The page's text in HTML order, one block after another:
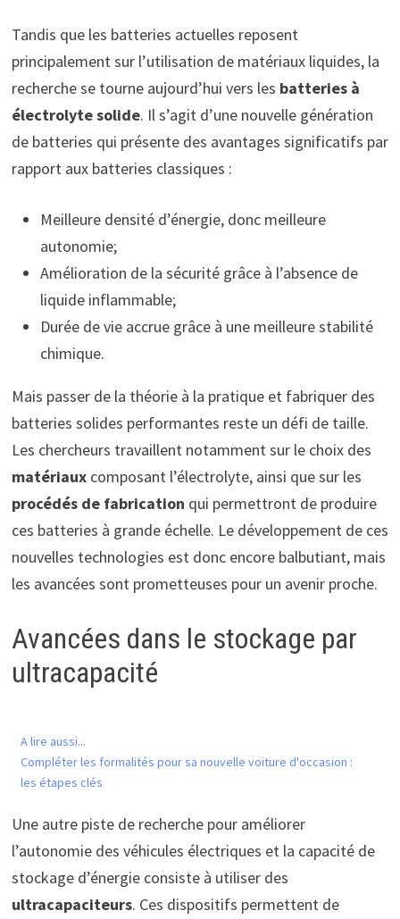
Tandis que les batteries actuelles reposent
principalement sur l’utilisation de matériaux liquides, la
recherche se tourne aujourd’hui vers les batteries à
électrolyte solide. Il s’agit d’une nouvelle génération
de batteries qui présente des avantages significatifs par
rapport aux batteries classiques :
Meilleure densité d’énergie, donc meilleure
autonomie;
Amélioration de la sécurité grâce à l’absence de
liquide inflammable;
Durée de vie accrue grâce à une meilleure stabilité
chimique.
Mais passer de la théorie à la pratique et fabriquer des
batteries solides performantes reste un défi de taille.
Les chercheurs travaillent notamment sur le choix des
matériauxcomposant l’électrolyte, ainsi que sur les
procédés de fabrication qui permettront de produire
ces batteries à grande échelle. Le développement de ces
nouvelles technologies est donc encore balbutiant, mais
les avancées sont prometteuses pour un avenir proche.
Avancées dans le stockage par
ultracapacité
A lire aussi...
Compléter les formalités pour sa nouvelle voiture d'occasion :
les étapes clés
Une autre piste de recherche pour améliorer
l’autonomie des véhicules électriques et la capacité de
stockage d’énergie consiste à utiliser des
ultracapaciteurs. Ces dispositifs permettent de